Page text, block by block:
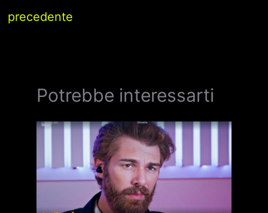
precedente
Potrebbe interessarti